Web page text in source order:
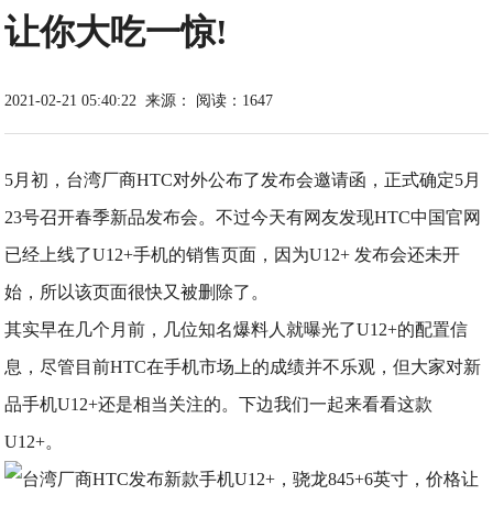
让你大吃一惊!
2021-02-21 05:40:22 来源： 阅读：1647
5月初，台湾厂商HTC对外公布了发布会邀请函，正式确定5月
23号召开春季新品发布会。不过今天有网友发现HTC中国官网
已经上线了U12+手机的销售页面，因为U12+ 发布会还未开
始，所以该页面很快又被删除了。
其实早在几个月前，几位知名爆料人就曝光了U12+的配置信
息，尽管目前HTC在手机市场上的成绩并不乐观，但大家对新
品手机U12+还是相当关注的。下边我们一起来看看这款
U12+。